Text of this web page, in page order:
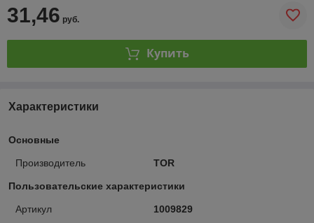
31,46 руб.
Купить
Характеристики
Основные
Производитель TOR
Пользовательские характеристики
Артикул
1009829